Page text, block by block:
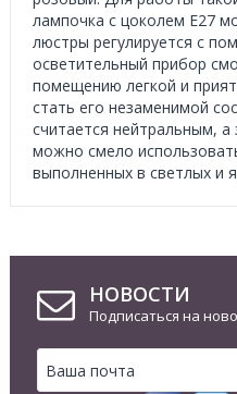
лампочка с цоколем Е27
люстры регулируется с
осветительный прибор
помещению легкой и
стать его незаменимой
считается нейтральным,
можно смело
выполненных в светлых и
НОВОСТИ
Подписаться на